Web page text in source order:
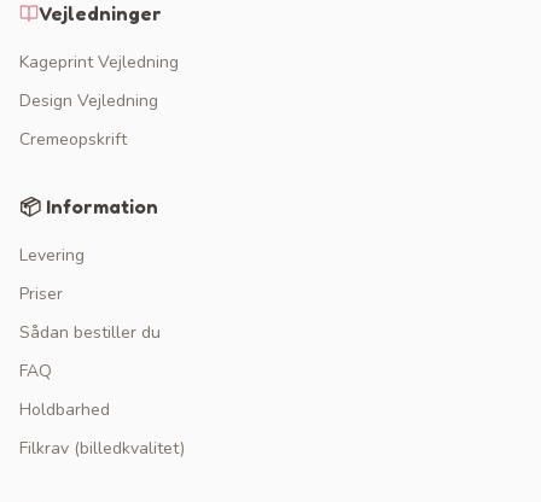
Vejledninger
Kageprint Vejledning
Design Vejledning
Cremeopskrift
📦 Information
Levering
Priser
Sådan bestiller du
FAQ
Holdbarhed
Filkrav (billedkvalitet)